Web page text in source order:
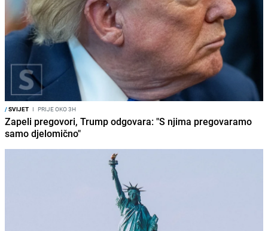
/SVIJET I PRIJE OKO 3H
Zapeli pregovori, Trump odgovara: "S njima pregovaramo
samo djelomično"